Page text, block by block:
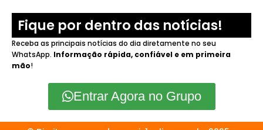
Fique por dentro das notícias!
Receba as principais notícias do dia diretamente no seu
WhatsApp. Informação rápida, confiável e em primeira
mão!
Entrar Agora no Grupo